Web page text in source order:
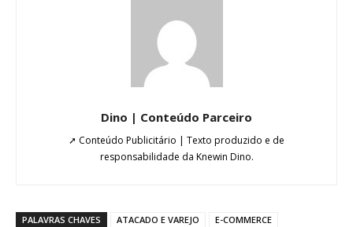
Dino | Conteúdo Parceiro
➚ Conteúdo Publicitário | Texto produzido e de
responsabilidade da Knewin Dino.
PALAVRAS CHAVES ATACADO E VAREJO
E-COMMERCE